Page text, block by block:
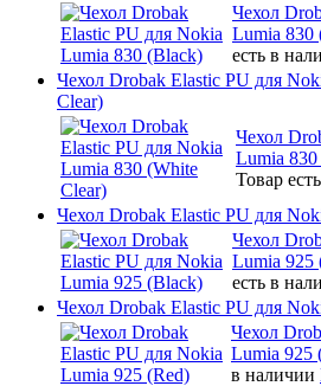
Чехол
Lumia 830
есть в
Чехол Drobak Elastic PU для
Clear)
Чехол
Lumia
Товар
Чехол Drobak Elastic PU для
Чехол
Lumia 925
есть в
Чехол Drobak Elastic PU для
Чехол
Lumia 925
в наличии